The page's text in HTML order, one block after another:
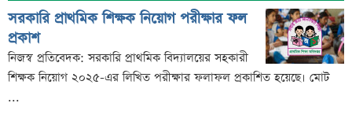
সরকারি প্রাথমিক শিক্ষক নিয়োগ পরীক্ষার ফল
প্রকাশ
নিজস্ব প্রতিবেদক: সরকারি প্রাথমিক বিদ্যালয়ের সহকারী
শিক্ষক নিয়োগ ২০২৫-এর লিখিত পরীক্ষার ফলাফল প্রকাশিত হয়েছে। মোট
...